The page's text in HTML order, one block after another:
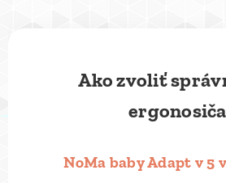
📏 Ako zvoliť
NoMa baby Adapt v 5